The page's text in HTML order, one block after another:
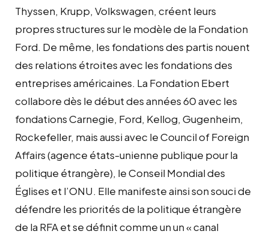
Thyssen, Krupp, Volkswagen, créent leurs
propres structures sur le modèle de la Fondation
Ford. De même, les fondations des partis nouent
des relations étroites avec les fondations des
entreprises américaines. La Fondation Ebert
collabore dès le début des années 60 avec les
fondations Carnegie, Ford, Kellog, Gugenheim,
Rockefeller, mais aussi avec le Council of Foreign
Affairs (agence états-unienne publique pour la
politique étrangère), le Conseil Mondial des
Églises et l’ONU. Elle manifeste ainsi son souci de
défendre les priorités de la politique étrangère
de la RFA et se définit comme un un « canal